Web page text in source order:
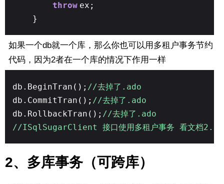
throw ex;
}
如果一个db就一个库，那么你也可以用多租户事务节约
代码，因为2者在一个库的情况下作用一样
db.BeginTran(); //去掉了.ado
db.CommitTran(); //去掉了.ado
db.RollbackTran(); //去掉了.ado
//ISqlSugarClient 接口使用多租户事务 看文档2.2
2、多库事务（可跨库）